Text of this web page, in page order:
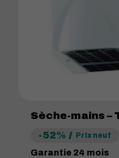
Sèche-mains –
-52% Prix neuf
Garantie 24 mois